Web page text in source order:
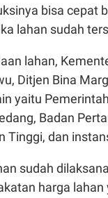
bisa cepat
lahan sudah
lahan,
Ditjen Bina
yaitu
Badan
Tinggi, dan
sudah
harga